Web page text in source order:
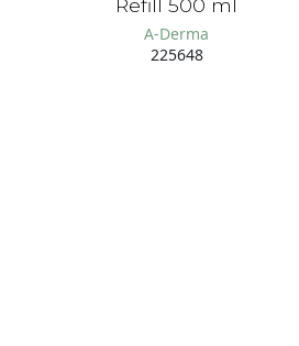
Refill 500 ml
A-Derma
225648